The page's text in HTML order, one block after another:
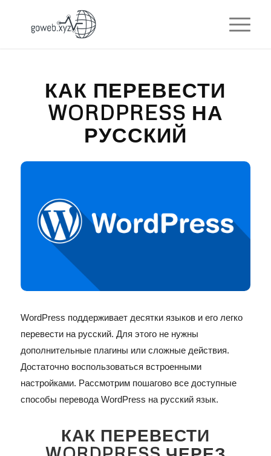
КАК ПЕРЕВЕСТИ
WORDPRESS НА
РУССКИЙ
WordPress поддерживает десятки языков и его легко
перевести на русский. Для этого не нужны
дополнительные плагины или сложные действия.
Достаточно воспользоваться встроенными
настройками. Рассмотрим пошагово все доступные
способы перевода WordPress на русский язык.
КАК ПЕРЕВЕСТИ